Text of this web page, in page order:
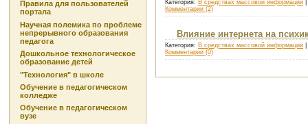
Правила для пользователей
портала
Научная полемика по проблеме
непрерывного образования
педагога
Дошкольное технологическое
образование детей
"Технология" в школе
Обучение в педагогическом
колледже
Обучение в педагогическом
вузе
Категория: В средствах массовой информации
Комментарии (2)
Влияние интернета на
Категория: В средствах массовой информации
Комментарии (0)